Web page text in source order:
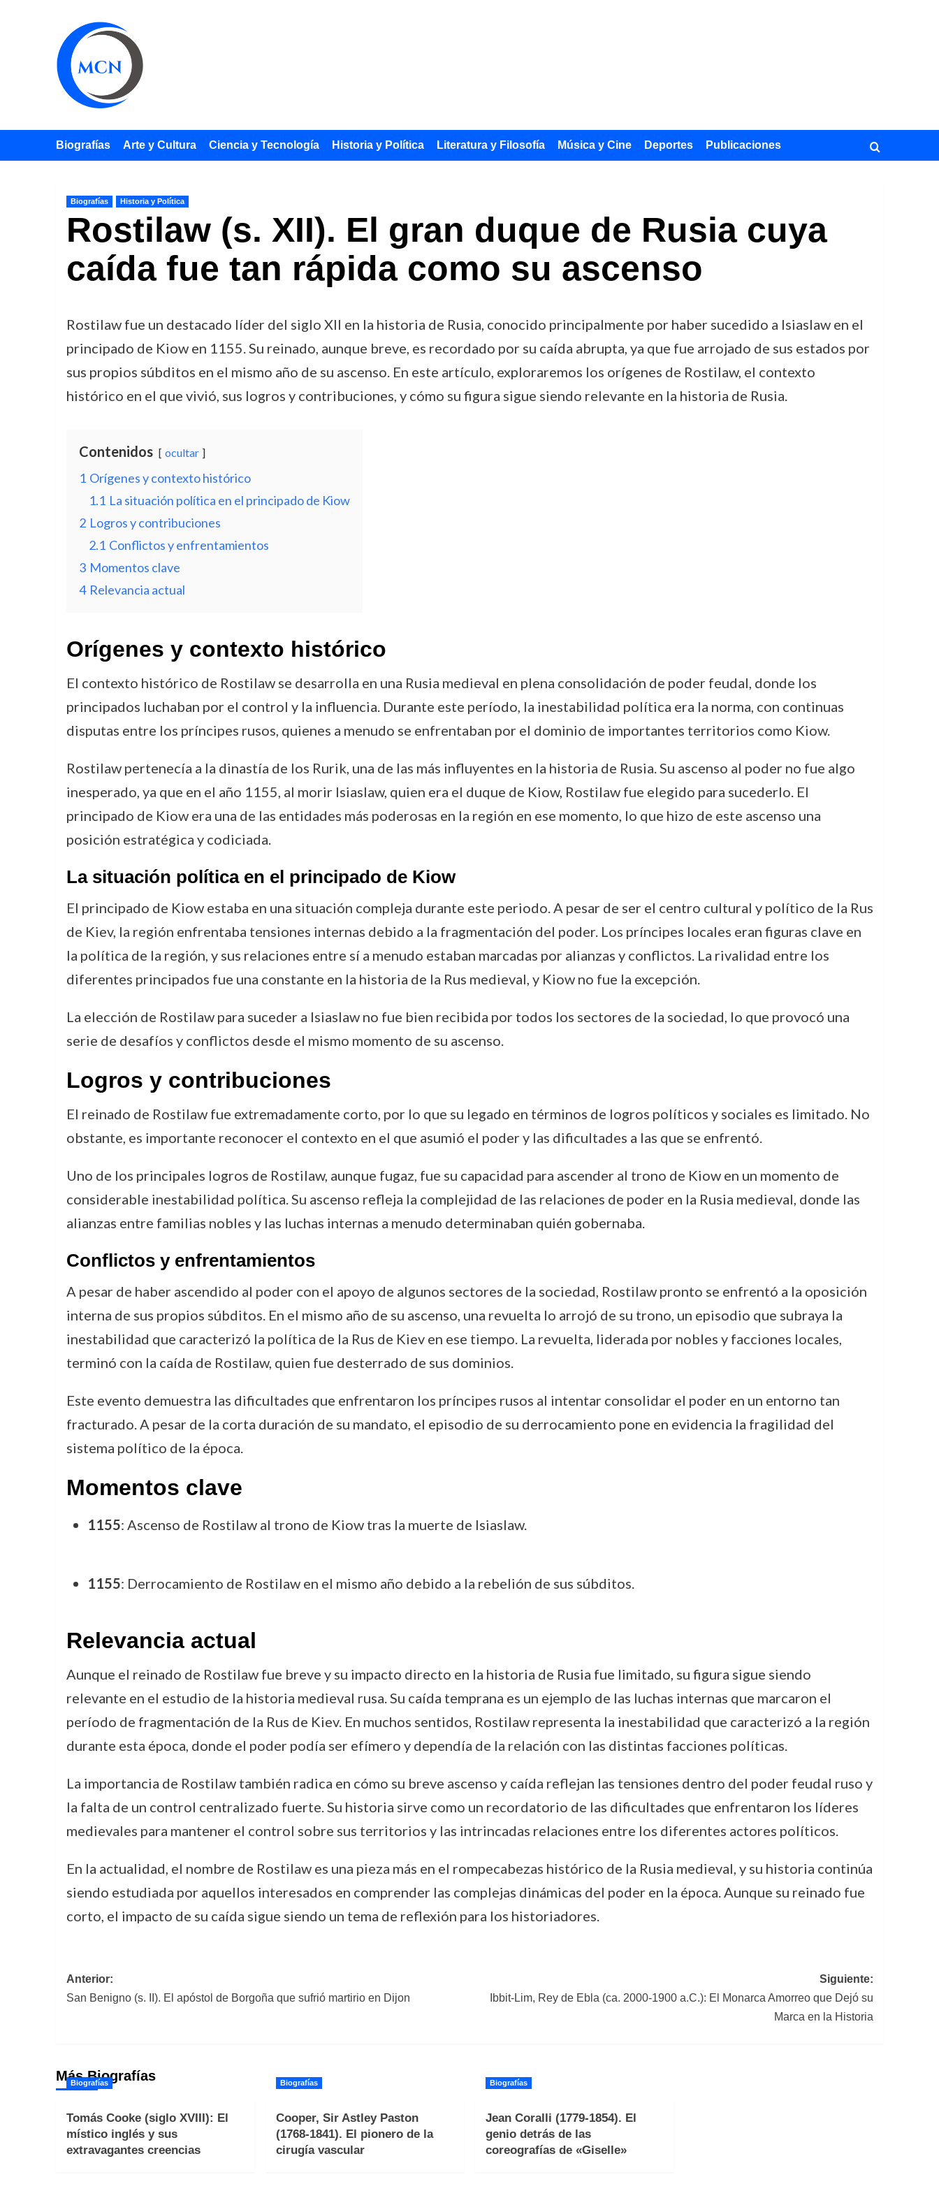
Biografías Arte y Cultura Ciencia y Tecnología Historia y Política Literatura y Filosofía Música y Cine Deportes Publicaciones
Biografías Historia y Política
Rostilaw (s. XII). El gran duque de Rusia cuya
caída fue tan rápida como su ascenso
Rostilaw fue un destacado líder del siglo XII en la historia de Rusia, conocido principalmente por haber sucedido a Isiaslaw en el
principado de Kiow en 1155. Su reinado, aunque breve, es recordado por su caída abrupta, ya que fue arrojado de sus estados por
sus propios súbditos en el mismo año de su ascenso. En este artículo, exploraremos los orígenes de Rostilaw, el contexto
histórico en el que vivió, sus logros y contribuciones, y cómo su figura sigue siendo relevante en la historia de Rusia.
Contenidos ocultar
1 Orígenes y contexto histórico
1.1 La situación política en el principado de Kiow
2 Logros y contribuciones
2.1 Conflictos y enfrentamientos
3 Momentos clave
4 Relevancia actual
Orígenes y contexto histórico
El contexto histórico de Rostilaw se desarrolla en una Rusia medieval en plena consolidación de poder feudal, donde los
principados luchaban por el control y la influencia. Durante este período, la inestabilidad política era la norma, con continuas
disputas entre los príncipes rusos, quienes a menudo se enfrentaban por el dominio de importantes territorios como Kiow.
Rostilaw pertenecía a la dinastía de los Rurik, una de las más influyentes en la historia de Rusia. Su ascenso al poder no fue algo
inesperado, ya que en el año 1155, al morir Isiaslaw, quien era el duque de Kiow, Rostilaw fue elegido para sucederlo. El
principado de Kiow era una de las entidades más poderosas en la región en ese momento, lo que hizo de este ascenso una
posición estratégica y codiciada.
La situación política en el principado de Kiow
El principado de Kiow estaba en una situación compleja durante este periodo. A pesar de ser el centro cultural y político de la Rus
de Kiev, la región enfrentaba tensiones internas debido a la fragmentación del poder. Los príncipes locales eran figuras clave en
la política de la región, y sus relaciones entre sí a menudo estaban marcadas por alianzas y conflictos. La rivalidad entre los
diferentes principados fue una constante en la historia de la Rus medieval, y Kiow no fue la excepción.
La elección de Rostilaw para suceder a Isiaslaw no fue bien recibida por todos los sectores de la sociedad, lo que provocó una
serie de desafíos y conflictos desde el mismo momento de su ascenso.
Logros y contribuciones
El reinado de Rostilaw fue extremadamente corto, por lo que su legado en términos de logros políticos y sociales es limitado. No
obstante, es importante reconocer el contexto en el que asumió el poder y las dificultades a las que se enfrentó.
Uno de los principales logros de Rostilaw, aunque fugaz, fue su capacidad para ascender al trono de Kiow en un momento de
considerable inestabilidad política. Su ascenso refleja la complejidad de las relaciones de poder en la Rusia medieval, donde las
alianzas entre familias nobles y las luchas internas a menudo determinaban quién gobernaba.
Conflictos y enfrentamientos
A pesar de haber ascendido al poder con el apoyo de algunos sectores de la sociedad, Rostilaw pronto se enfrentó a la oposición
interna de sus propios súbditos. En el mismo año de su ascenso, una revuelta lo arrojó de su trono, un episodio que subraya la
inestabilidad que caracterizó la política de la Rus de Kiev en ese tiempo. La revuelta, liderada por nobles y facciones locales,
terminó con la caída de Rostilaw, quien fue desterrado de sus dominios.
Este evento demuestra las dificultades que enfrentaron los príncipes rusos al intentar consolidar el poder en un entorno tan
fracturado. A pesar de la corta duración de su mandato, el episodio de su derrocamiento pone en evidencia la fragilidad del
sistema político de la época.
Momentos clave
1155: Ascenso de Rostilaw al trono de Kiow tras la muerte de Isiaslaw.
1155: Derrocamiento de Rostilaw en el mismo año debido a la rebelión de sus súbditos.
Relevancia actual
Aunque el reinado de Rostilaw fue breve y su impacto directo en la historia de Rusia fue limitado, su figura sigue siendo
relevante en el estudio de la historia medieval rusa. Su caída temprana es un ejemplo de las luchas internas que marcaron el
período de fragmentación de la Rus de Kiev. En muchos sentidos, Rostilaw representa la inestabilidad que caracterizó a la región
durante esta época, donde el poder podía ser efímero y dependía de la relación con las distintas facciones políticas.
La importancia de Rostilaw también radica en cómo su breve ascenso y caída reflejan las tensiones dentro del poder feudal ruso y
la falta de un control centralizado fuerte. Su historia sirve como un recordatorio de las dificultades que enfrentaron los líderes
medievales para mantener el control sobre sus territorios y las intrincadas relaciones entre los diferentes actores políticos.
En la actualidad, el nombre de Rostilaw es una pieza más en el rompecabezas histórico de la Rusia medieval, y su historia continúa
siendo estudiada por aquellos interesados en comprender las complejas dinámicas del poder en la época. Aunque su reinado fue
corto, el impacto de su caída sigue siendo un tema de reflexión para los historiadores.
Navegación
Anterior:
San Benigno (s. II). El apóstol de Borgoña que sufrió martirio en Dijon
Siguiente:
Ibbit-Lim, Rey de Ebla (ca. 2000-1900 a.C.): El Monarca Amorreo que Dejó su
Marca en la Historia
Más Biografías
Biografías
Tomás Cooke (siglo XVIII): El
místico inglés y sus
extravagantes creencias
Biografías
Cooper, Sir Astley Paston
(1768-1841). El pionero de la
cirugía vascular
Biografías
Jean Coralli (1779-1854). El
genio detrás de las
coreografías de «Giselle»